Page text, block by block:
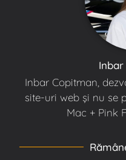
Inbar Copitman,
site-uri web și nu se
Mac + Pink